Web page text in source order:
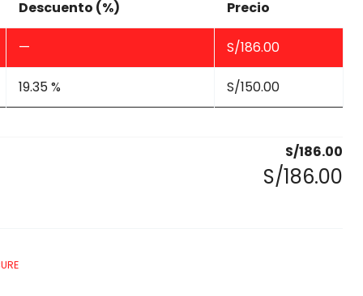
Descuento (%) Precio
— S/186.00
19.35 % S/150.00
S/186.00
S/186.00